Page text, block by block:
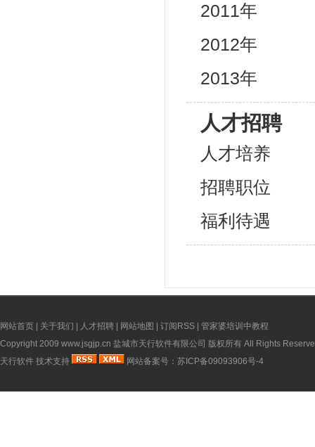
2011年
2012年
2013年
人才招聘
人才培养
招聘职位
福利待遇
网站首页 关于我们 人才招聘 网站地图 订阅RSS
管家婆培训中教程
Copyright 2009 www.jsgjp.cn 盐城市天行软件有限公司 版权所有 All Rights
天行软件 技术支持 网站备案号： 苏ICP备09093906号-4